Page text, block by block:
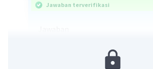
Jawaban terverifikasi